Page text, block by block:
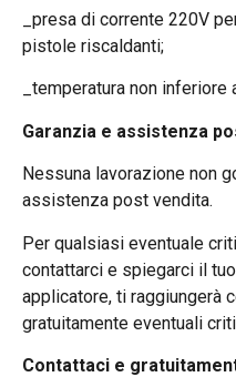
_presa di corrente 220V
pistole riscaldanti;
_temperatura non inferiore
Garanzia e assistenza
Nessuna lavorazione non
assistenza post vendita.
Per qualsiasi eventuale
contattarci e spiegarci il
applicatore, ti raggiungerà
gratuitamente eventuali
Contattaci e